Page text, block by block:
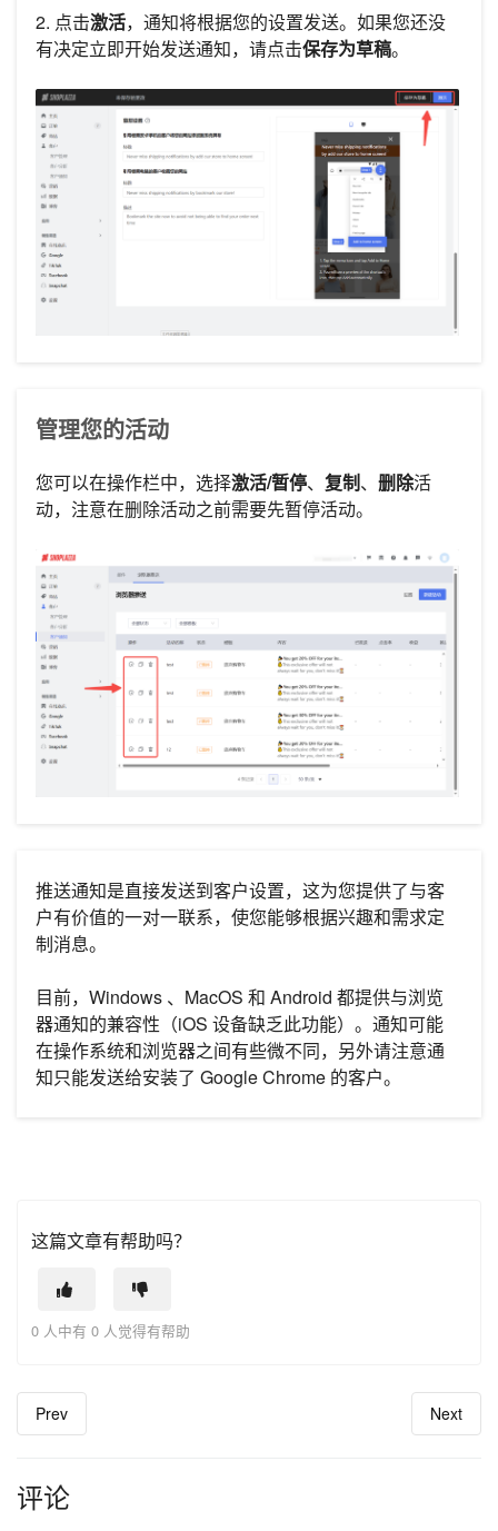
2. 点击激活，通知将根据您的设置发送。如果您还没
有决定立即开始发送通知，请点击保存为草稿。
管理您的活动
您可以在操作栏中，选择激活/暂停、 复制、 删除活
动，注意在删除活动之前需要先暂停活动。
推送通知是直接发送到客户设置，这为您提供了与客
户有价值的一对一联系，使您能够根据兴趣和需求定
制消息。
目前，Windows 、MacOS 和 Android 都提供与浏览
器通知的兼容性（iOS 设备缺乏此功能）。通知可能
在操作系统和浏览器之间有些微不同，另外请注意通
知只能发送给安装了 Google Chrome 的客户。
这篇文章有帮助吗？
0 人中有 0 人觉得有帮助
Prev Next
评论